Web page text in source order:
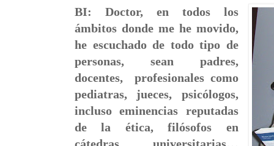
BI: Doctor, en todos los
ámbitos donde me he movido,
he escuchado de todo tipo de
personas, sean padres,
docentes,
profesionales como
pediatras, jueces, psicólogos,
incluso eminencias reputadas
de la ética, filósofos en